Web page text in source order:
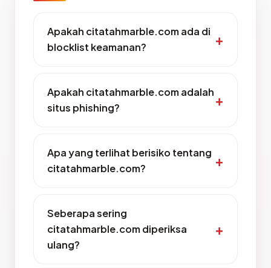
Apakah citatahmarble.com ada di
blocklist keamanan?
Apakah citatahmarble.com adalah
situs phishing?
Apa yang terlihat berisiko tentang
citatahmarble.com?
Seberapa sering
citatahmarble.com diperiksa
ulang?